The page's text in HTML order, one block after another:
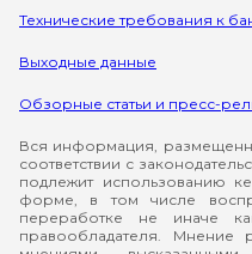
Технические требования к
Выходные данные
Обзорные статьи и пресс-
Вся информация,
соответствии с
подлежит использованию
форме, в том числе
переработке не иначе
правообладателя. Мнение